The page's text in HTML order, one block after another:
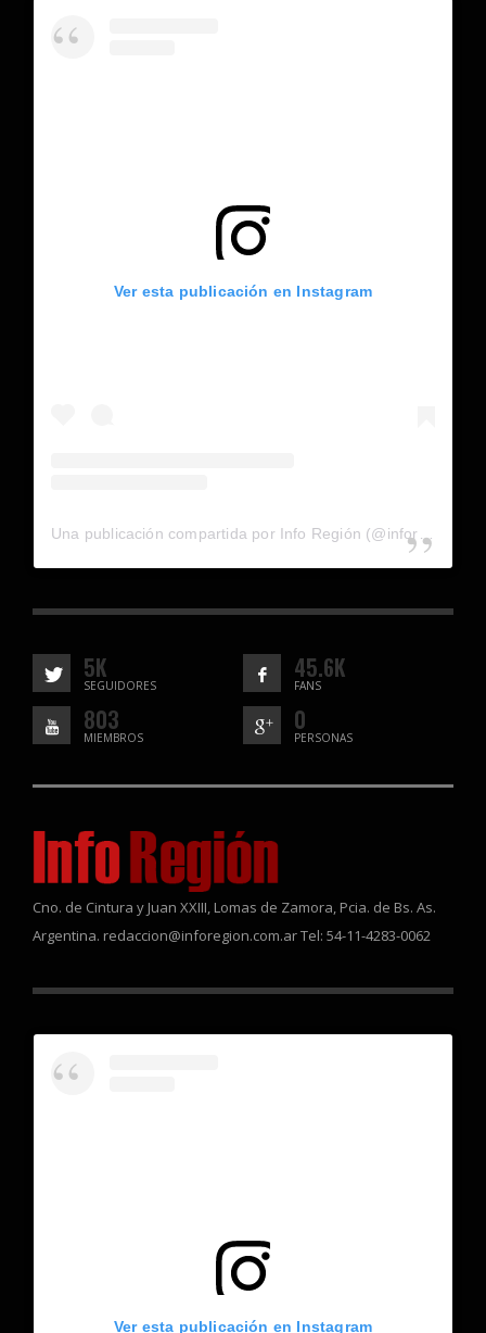
Ver esta publicación en Instagram
5K
SEGUIDORES
45.6K
FANS
803
MIEMBROS
0
PERSONAS
Cno. de Cintura y Juan XXIII, Lomas de Zamora, Pcia. de Bs. As.
Argentina. redaccion@inforegion.com.ar Tel: 54-11-4283-0062
Ver esta publicación en Instagram